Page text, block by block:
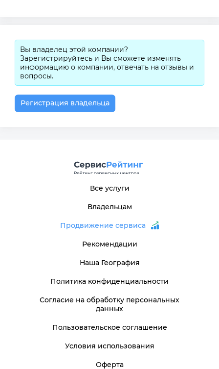
Вы владелец этой компании?
Зарегистрируйтесь и Вы сможете изменять
информацию о компании, отвечать на отзывы и
вопросы.
Регистрация владельца
Все услуги
Владельцам
Продвижение сервиса
Рекомендации
Наша География
Политика конфиденциальности
Согласие на обработку персональных
данных
Пользовательское соглашение
Условия использования
Оферта